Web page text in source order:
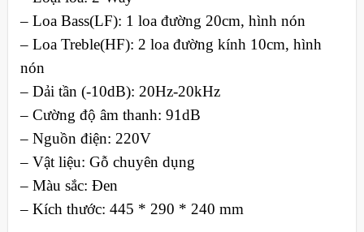
– Loa Bass(LF): 1 loa đường 20cm, hình nón
– Loa Treble(HF): 2 loa đường kính 10cm, hình
nón
– Dải tần (-10dB): 20Hz-20kHz
– Cường độ âm thanh: 91dB
– Nguồn điện: 220V
– Vật liệu: Gỗ chuyên dụng
– Màu sắc: Đen
– Kích thước: 445 * 290 * 240 mm